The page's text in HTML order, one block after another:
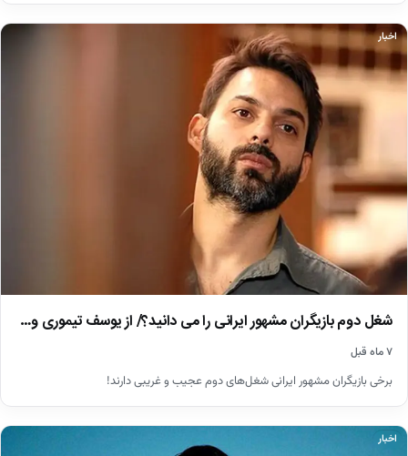
اخبار
شغل دوم بازیگران مشهور ایرانی را می دانید؟/ از یوسف تیموری و…
۷ ماه قبل
برخی بازیگران مشهور ایرانی شغل‌های دوم عجیب و غریبی دارند!
اخبار